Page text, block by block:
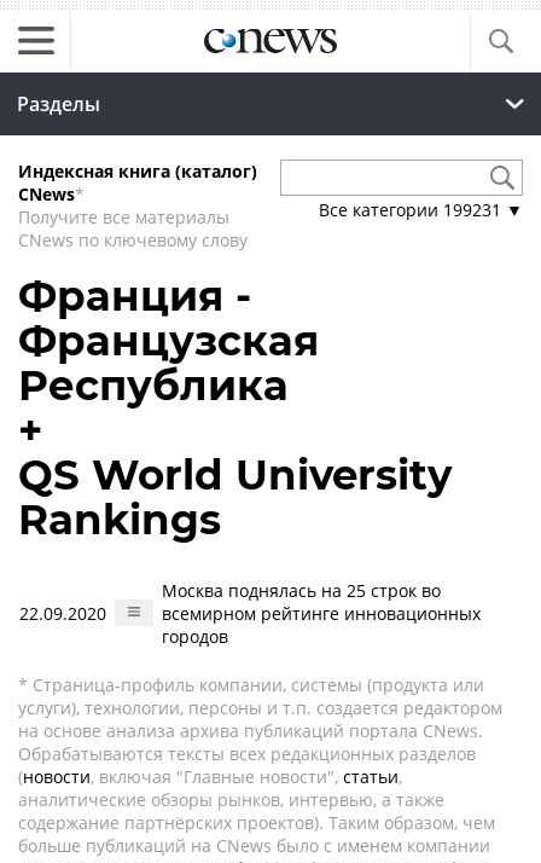
Разделы
Индексная книга (каталог)
CNews*
Получите все материалы
CNews по ключевому слову
Все категории 199231 ▼
Франция -
Французская
Республика
+
QS World University
Rankings
22.09.2020
Москва поднялась на 25 строк во
всемирном рейтинге инновационных
городов
* Страница-профиль компании, системы (продукта или
услуги), технологии, персоны и т.п. создается редактором
на основе анализа архива публикаций портала CNews.
Обрабатываются тексты всех редакционных разделов
(новости, включая "Главные новости", статьи,
аналитические обзоры рынков, интервью, а также
содержание партнёрских проектов). Таким образом, чем
больше публикаций на CNews было с именем компании